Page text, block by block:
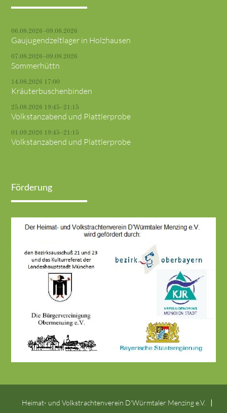
06.08.2026–09.08.2026
Gaujugendzeltlager in Holzhausen
07.08.2026–09.08.2026
Sommerhüttn
14.08.2026 17:00
Kräuterbuschenbinden
25.08.2026 19:45–21:15
Volkstanzabend und Plattlerprobe
01.09.2026 19:45–21:15
Volkstanzabend und Plattlerprobe
Förderung
Heimat- und Volkstrachtenverein D'Würmtaler Menzing e.V.